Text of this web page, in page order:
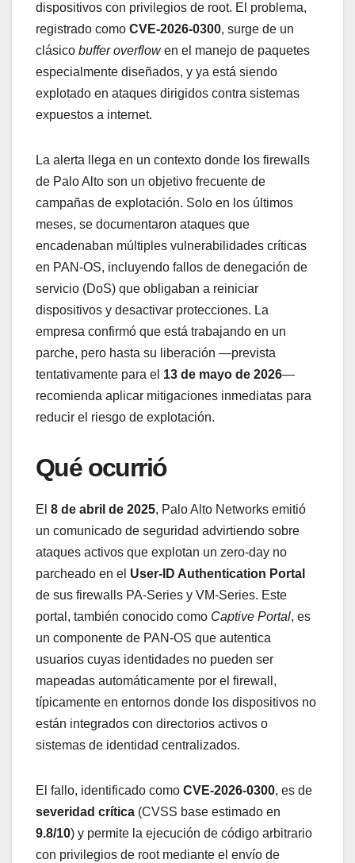
dispositivos con privilegios de root. El problema,
registrado como CVE-2026-0300, surge de un
clásico buffer overflowen el manejo de paquetes
especialmente diseñados, y ya está siendo
explotado en ataques dirigidos contra sistemas
expuestos a internet.
La alerta llega en un contexto donde los firewalls
de Palo Alto son un objetivo frecuente de
campañas de explotación. Solo en los últimos
meses, se documentaron ataques que
encadenaban múltiples vulnerabilidades críticas
en PAN-OS, incluyendo fallos de denegación de
servicio (DoS) que obligaban a reiniciar
dispositivos y desactivar protecciones. La
empresa confirmó que está trabajando en un
parche, pero hasta su liberación —prevista
tentativamente para el 13 de mayo de 2026—
recomienda aplicar mitigaciones inmediatas para
reducir el riesgo de explotación.
Qué ocurrió
El 8 de abril de 2025, Palo Alto Networks emitió
un comunicado de seguridad advirtiendo sobre
ataques activos que explotan un zero-day no
parcheado en el User-ID Authentication Portal
de sus firewalls PA-Series y VM-Series. Este
portal, también conocido como Captive Portal, es
un componente de PAN-OS que autentica
usuarios cuyas identidades no pueden ser
mapeadas automáticamente por el firewall,
típicamente en entornos donde los dispositivos no
están integrados con directorios activos o
sistemas de identidad centralizados.
El fallo, identificado como CVE-2026-0300, es de
severidad crítica (CVSS base estimado en
9.8/10) y permite la ejecución de código arbitrario
con privilegios de root mediante el envío de